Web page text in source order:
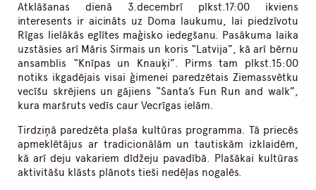
Atklāšanas dienā 3.decembrī plkst.17:00 ikviens
interesents ir aicināts uz Doma laukumu, lai piedzīvotu
Rīgas lielākās eglītes maģisko iedegšanu. Pasākuma laika
uzstāsies arī Māris Sirmais un koris “Latvija”, kā arī bērnu
ansamblis “Knīpas un Knauķi”. Pirms tam plkst.15:00
notiks ikgadējais visai ģimenei paredzētais Ziemassvētku
vecīšu skrējiens un gājiens “Santa’s Fun Run and walk”,
kura maršruts vedīs caur Vecrīgas ielām.
Tirdziņā paredzēta plaša kultūras programma. Tā priecēs
apmeklētājus ar tradicionālām un tautiskām izklaidēm,
kā arī deju vakariem dīdžeju pavadībā. Plašākai kultūras
aktivitāšu klāsts plānots tieši nedēļas nogalēs.